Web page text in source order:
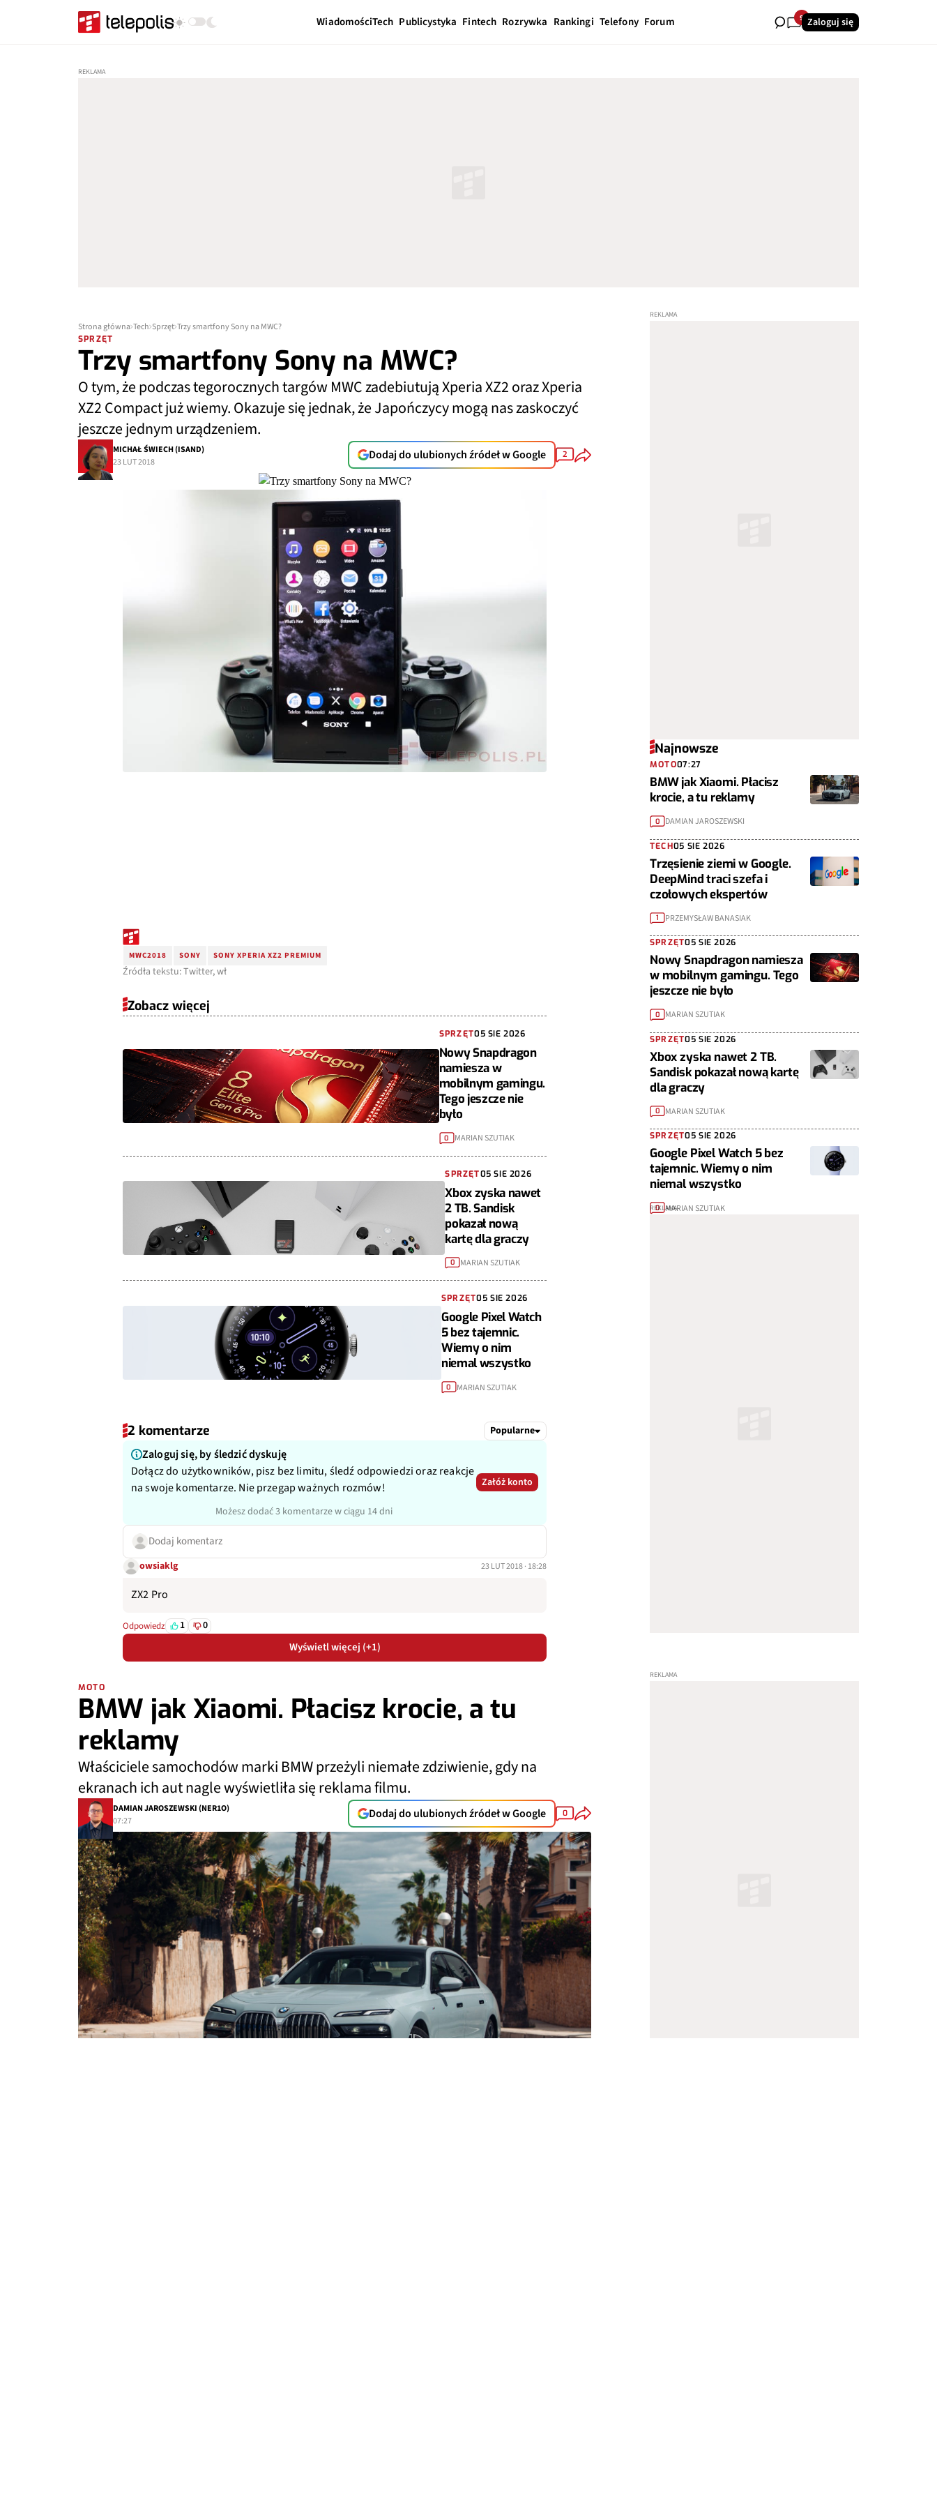
WiadomościTech Publicystyka Fintech Rozrywka Rankingi Telefony Forum 9 Zaloguj się
Strona główna Tech Sprzęt Trzy smartfony Sony na MWC?
SPRZĘT
Trzy smartfony Sony na MWC?
O tym, że podczas tegorocznych targów MWC zadebiutują Xperia XZ2 oraz Xperia
XZ2 Compact już wiemy. Okazuje się jednak, że Japończycy mogą nas zaskoczyć
jeszcze jednym urządzeniem.
MICHAŁ ŚWIECH (ISAND)
23 LUT 2018
Dodaj do ulubionych źródeł w Google 2
MWC2018 SONY SONY XPERIA XZ2 PREMIUM
Źródła tekstu: Twitter, wł
Zobacz więcej
SPRZĘT05 SIE 2026
Nowy Snapdragon
namiesza w
mobilnym gamingu.
Tego jeszcze nie
było
0 MARIAN SZUTIAK
SPRZĘT05 SIE 2026
Xbox zyska nawet
2 TB. Sandisk
pokazał nową
kartę dla graczy
0 MARIAN SZUTIAK
SPRZĘT05 SIE 2026
Google Pixel Watch
5 bez tajemnic.
Wiemy o nim
niemal wszystko
0 MARIAN SZUTIAK
2 komentarze Popularne
Zaloguj się, by śledzić dyskuję
Dołącz do użytkowników, pisz bez limitu, śledź odpowiedzi oraz reakcje
na swoje komentarze. Nie przegap ważnych rozmów!
Możesz dodać 3 komentarze w ciągu 14 dni
Załóż konto
Dodaj komentarz
owsiaklg 23 LUT 2018 · 18:28
ZX2 Pro
Odpowiedz 1 0
Wyświetl więcej (+1)
Najnowsze
MOTO07:27
BMW jak Xiaomi. Płacisz
krocie, a tu reklamy
0 DAMIAN JAROSZEWSKI
TECH05 SIE 2026
Trzęsienie ziemi w Google.
DeepMind traci szefa i
czołowych ekspertów
1 PRZEMYSŁAW BANASIAK
SPRZĘT05 SIE 2026
Nowy Snapdragon namiesza
w mobilnym gamingu. Tego
jeszcze nie było
0 MARIAN SZUTIAK
SPRZĘT05 SIE 2026
Xbox zyska nawet 2 TB.
Sandisk pokazał nową kartę
dla graczy
0 MARIAN SZUTIAK
SPRZĘT05 SIE 2026
Google Pixel Watch 5 bez
tajemnic. Wiemy o nim
niemal wszystko
0 MARIAN SZUTIAK
MOTO
BMW jak Xiaomi. Płacisz krocie, a tu
reklamy
Właściciele samochodów marki BMW przeżyli niemałe zdziwienie, gdy na
ekranach ich aut nagle wyświetliła się reklama filmu.
DAMIAN JAROSZEWSKI (NER1O)
07:27
Dodaj do ulubionych źródeł w Google 0